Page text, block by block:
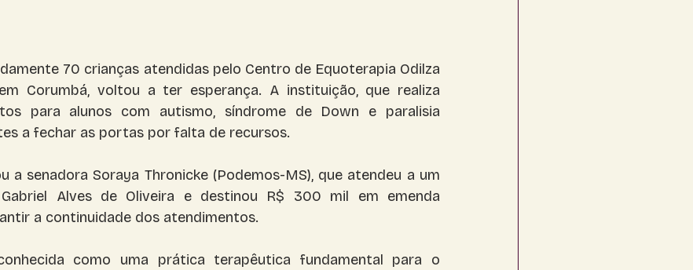
70 crianças atendidas pelo Centro de Equoterapia Odilza
Corumbá, voltou a ter esperança. A instituição, que realiza
para alunos com autismo, síndrome de Down e paralisia
a fechar as portas por falta de recursos.
a senadora Soraya Thronicke (Podemos-MS), que atendeu a um
Alves de Oliveira e destinou R$ 300 mil em emenda
a continuidade dos atendimentos.
como uma prática terapêutica fundamental para o